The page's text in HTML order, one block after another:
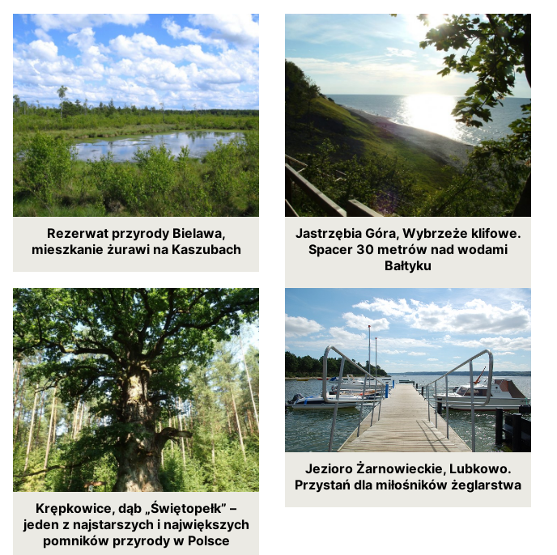
Rezerwat przyrody Bielawa,
mieszkanie żurawi na Kaszubach
Jastrzębia Góra, Wybrzeże klifowe.
Spacer 30 metrów nad wodami
Bałtyku
Krępkowice, dąb „Świętopełk” –
jeden z najstarszych i największych
pomników przyrody w Polsce
Jezioro Żarnowieckie, Lubkowo.
Przystań dla miłośników żeglarstwa